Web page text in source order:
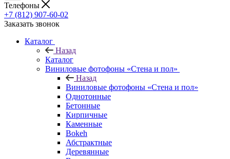
Телефоны
+7 (812) 907-60-02
Заказать звонок
Каталог
Назад
Каталог
Виниловые фотофоны «Стена и пол»
Назад
Виниловые фотофоны «Стена и пол»
Однотонные
Бетонные
Кирпичные
Каменные
Bokeh
Абстрактные
Деревянные